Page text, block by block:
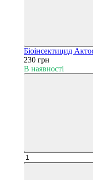
Біоінсектицид
230 грн
В наявності